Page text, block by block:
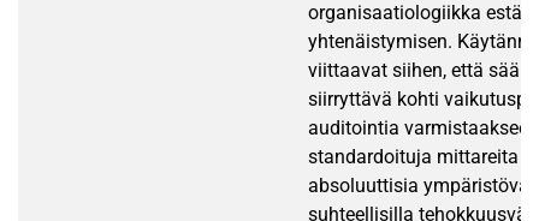
organisaatiologiikka estää
yhtenäistymisen.
viittaavat siihen, että
siirryttävä kohti
auditointia
standardoituja mittareita
absoluuttisia
suhteellisilla